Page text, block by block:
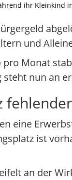
ihr
und
Monat
nun an
eine
ist
an der